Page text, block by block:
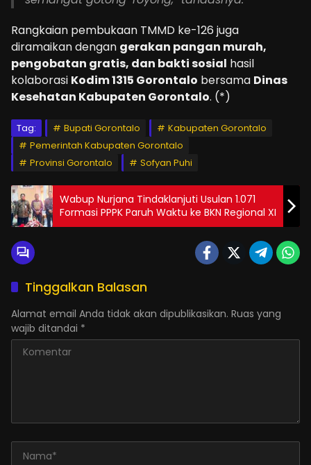
Rangkaian pembukaan TMMD ke-126 juga
diramaikan dengan gerakan pangan murah,
pengobatan gratis, dan bakti sosial hasil
kolaborasi Kodim 1315 Gorontalo bersama Dinas
Kesehatan Kabupaten Gorontalo. (*)
Tag: Bupati Gorontalo
Kabupaten Gorontalo
Pemerintah Kabupaten Gorontalo
Provinsi Gorontalo
Sofyan Puhi
Wabup Nurjana Tindaklanjuti Usulan 1.071
Formasi PPPK Paruh Waktu ke BKN Regional XI
Tinggalkan Balasan
Alamat email Anda tidak akan dipublikasikan. Ruas yang
wajib ditandai *